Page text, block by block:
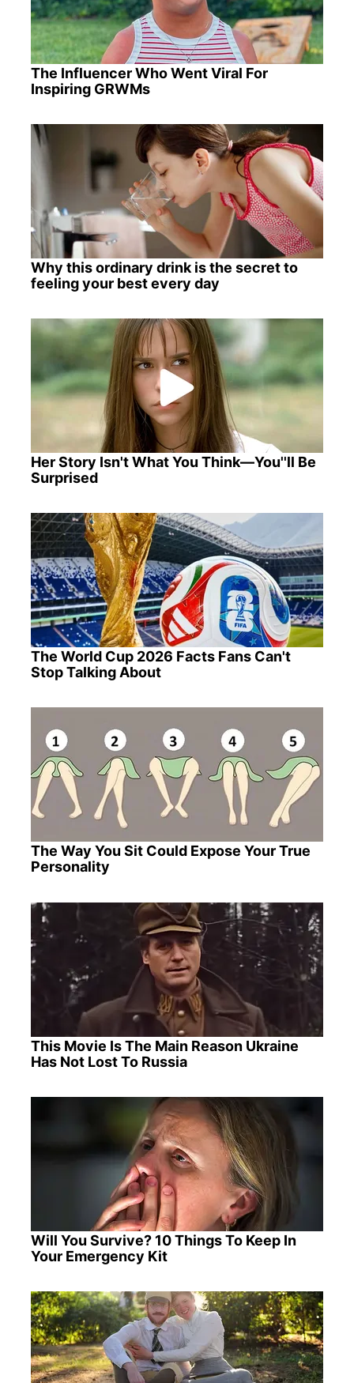
The Influencer Who Went Viral For
Inspiring GRWMs
Why this ordinary drink is the secret to
feeling your best every day
Her Story Isn't What You Think—You''ll Be
Surprised
The World Cup 2026 Facts Fans Can't
Stop Talking About
The Way You Sit Could Expose Your True
Personality
This Movie Is The Main Reason Ukraine
Has Not Lost To Russia
Will You Survive? 10 Things To Keep In
Your Emergency Kit